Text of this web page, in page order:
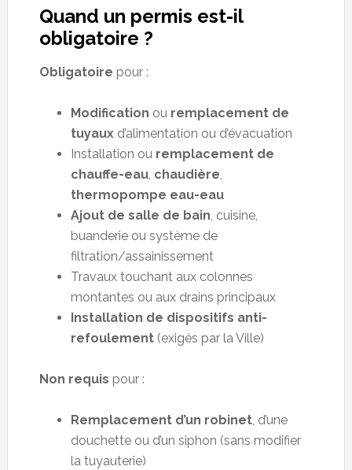
Quand un permis est-il
obligatoire ?
Obligatoire pour :
Modification ou remplacement de
tuyauxd’alimentation ou d’évacuation
Installation ou remplacement de
chauffe-eau, chaudière,
thermopompe eau-eau
Ajout de salle de bain, cuisine,
buanderie ou système de
filtration/assainissement
Travaux touchant aux colonnes
montantes ou aux drains principaux
Installation de dispositifs anti-
refoulement(exigés par la Ville)
Non requis pour :
Remplacement d’un robinet, d’une
douchette ou d’un siphon (sans modifier
la tuyauterie)